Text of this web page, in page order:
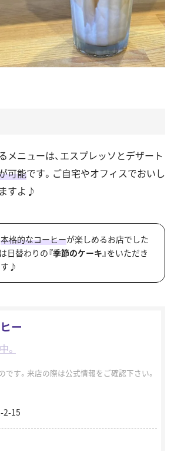
メニューは、エスプレッソとデザート
可能です。ご自宅やオフィスでおいし
すよ♪
本格的なコーヒーが楽しめるお店でした
日替わりの『季節のケーキ』をいただき
♪
ー
。
です。来店の際は公式情報をご確認下さい。
2-15